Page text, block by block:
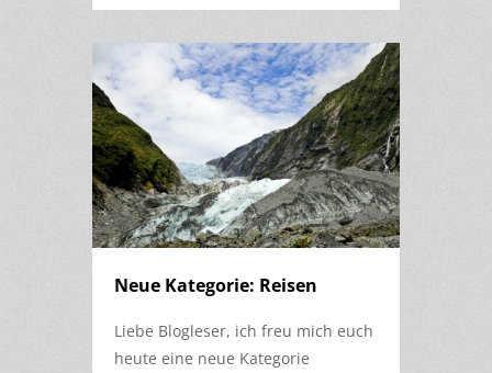
Neue Kategorie: Reisen
Liebe Blogleser, ich freu mich euch
heute eine neue Kategorie